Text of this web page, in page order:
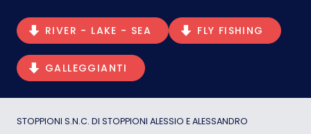
RIVER - LAKE - SEA FLY FISHING
GALLEGGIANTI
STOPPIONI S.N.C. DI STOPPIONI ALESSIO E ALESSANDRO